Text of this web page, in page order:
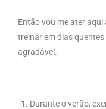
Então vou me ater
treinar em dias
agradável.
Durante o verão,